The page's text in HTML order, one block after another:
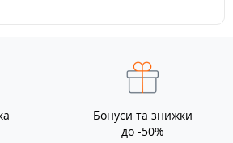
Бонуси та знижки
до -50%